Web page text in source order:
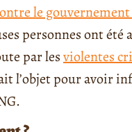
le gouvernement
personnes ont
par lesviolentes
l’objet pour avoir